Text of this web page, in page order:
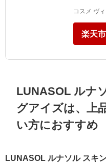
コスメ ヴ
楽天
LUNASOL ルナ
グアイズは、上
い方におすすめ
LUNASOL ルナソル スキ